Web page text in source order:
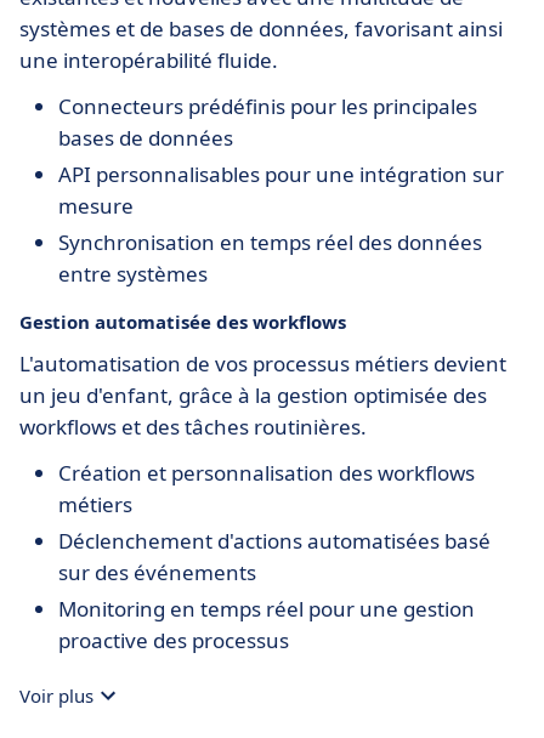
systèmes et de bases de données, favorisant ainsi
une interopérabilité fluide.
Connecteurs prédéfinis pour les principales
bases de données
API personnalisables pour une intégration sur
mesure
Synchronisation en temps réel des données
entre systèmes
Gestion automatisée des workflows
L'automatisation de vos processus métiers devient
un jeu d'enfant, grâce à la gestion optimisée des
workflows et des tâches routinières.
Création et personnalisation des workflows
métiers
Déclenchement d'actions automatisées basé
sur des événements
Monitoring en temps réel pour une gestion
proactive des processus
Voir plus